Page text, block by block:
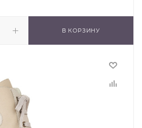
В КОРЗИНУ